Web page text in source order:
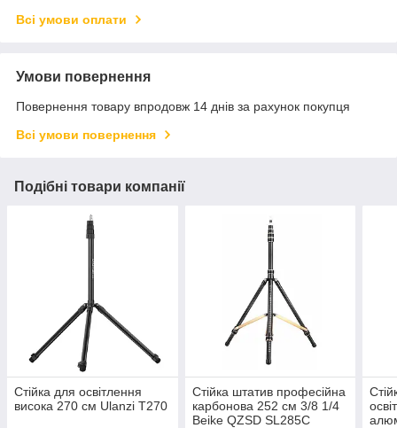
Всі умови оплати
Умови повернення
Повернення товару впродовж 14 днів за рахунок покупця
Всі умови повернення
Подібні товари компанії
Стійка для освітлення
висока 270 см Ulanzi T270
Стійка штатив професійна
карбонова 252 см 3/8 1/4
Beike QZSD SL285C